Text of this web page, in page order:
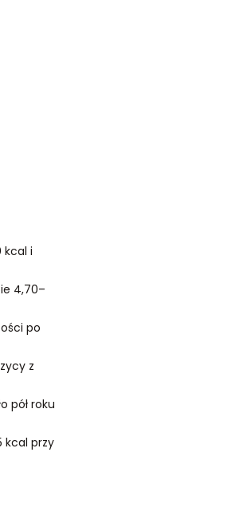
kcal i
4,70–
po
z
pół roku
kcal przy